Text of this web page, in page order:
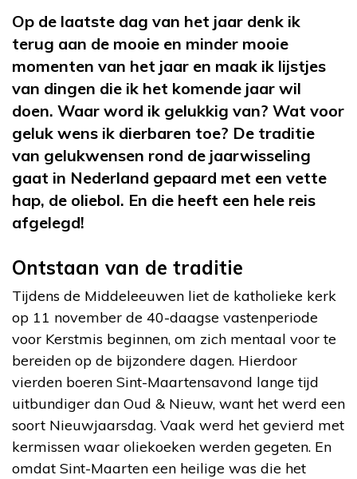
Op de laatste dag van het jaar denk ik
terug aan de mooie en minder mooie
momenten van het jaar en maak ik lijstjes
van dingen die ik het komende jaar wil
doen. Waar word ik gelukkig van? Wat voor
geluk wens ik dierbaren toe? De traditie
van gelukwensen rond de jaarwisseling
gaat in Nederland gepaard met een vette
hap, de oliebol. En die heeft een hele reis
afgelegd!
Ontstaan van de traditie
Tijdens de Middeleeuwen liet de katholieke kerk
op 11 november de 40-daagse vastenperiode
voor Kerstmis beginnen, om zich mentaal voor te
bereiden op de bijzondere dagen. Hierdoor
vierden boeren Sint-Maartensavond lange tijd
uitbundiger dan Oud & Nieuw, want het werd een
soort Nieuwjaarsdag. Vaak werd het gevierd met
kermissen waar oliekoeken werden gegeten. En
omdat Sint-Maarten een heilige was die het